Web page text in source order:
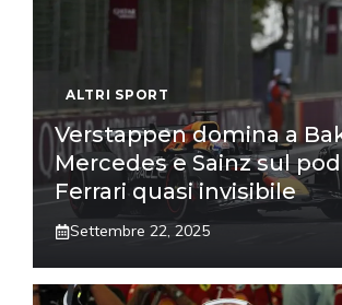
ALTRI SPORT
Verstappen domina a
Mercedes e Sainz sul
Ferrari quasi invisibile
Settembre 22, 2025